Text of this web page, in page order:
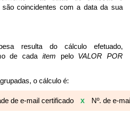
coincidentes com a data da sua
resulta do cálculo efetuado,
de cada item pelo VALOR POR
o cálculo é:
de e-mail certificado x Nº. de e-